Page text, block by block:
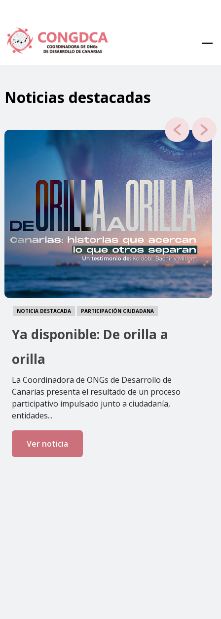
Noticias destacadas
NOTICIA DESTACADA PARTICIPACIÓN CIUDADANA
Publicamos el Marco
Estratégico de Cooperación
Internacional al Desarrollo
desde Gran Canaria
La Coordinadora de ONGs de Desarrollo de
Canarias presenta el resultado de un proceso
participativo impulsado junto a ciudadanía,